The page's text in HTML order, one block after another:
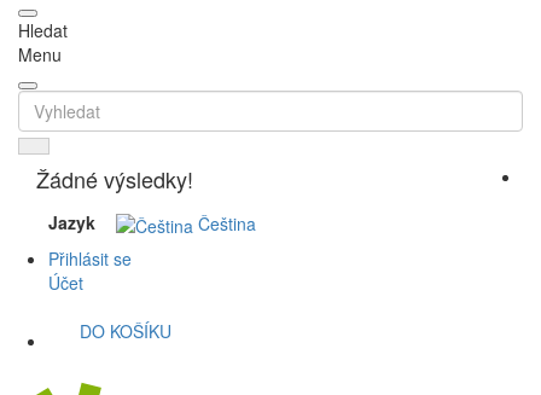
Hledat
Menu
Žádné výsledky!
Jazyk
Čeština
Přihlásit se
Účet
DO KOŠÍKU